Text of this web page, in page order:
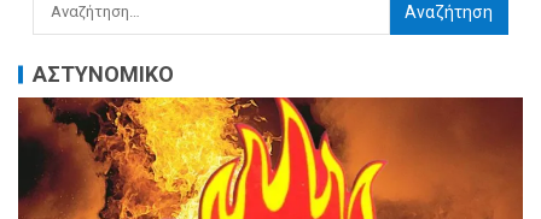
ΑΣΤΥΝΟΜΙΚΟ